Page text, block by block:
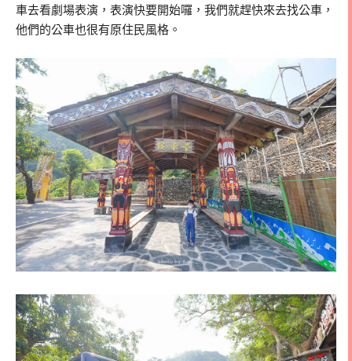
車去看劇場表演，表演快要開始囉，我們就趕快來去找公車，
他們的公車也很有原住民風格。